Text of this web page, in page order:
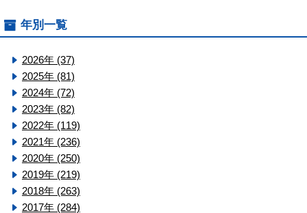
年別一覧
2026年 (37)
2025年 (81)
2024年 (72)
2023年 (82)
2022年 (119)
2021年 (236)
2020年 (250)
2019年 (219)
2018年 (263)
2017年 (284)